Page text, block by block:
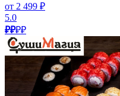
от 2 499 ₽
5.0
₽₽₽₽